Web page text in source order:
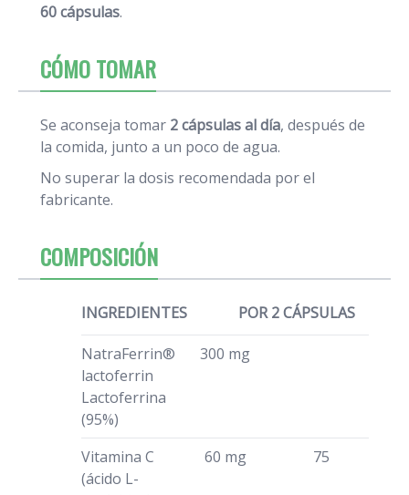
60 cápsulas.
CÓMO TOMAR
Se aconseja tomar 2 cápsulas al día, después de
la comida, junto a un poco de agua.
No superar la dosis recomendada por el
fabricante.
COMPOSICIÓN
INGREDIENTES POR 2 CÁPSULAS
NatraFerrin®
lactoferrin
Lactoferrina
(95%)
300 mg
Vitamina C
(ácido L-
60 mg 75